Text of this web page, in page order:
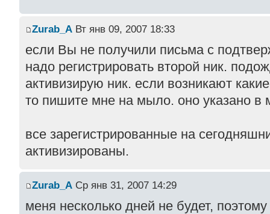
Zurab_A Вт янв 09, 2007 18:33
если Вы не получили письма с
надо регистрировать второй ник.
активизирую ник. если возникают
то пишите мне на мыло. оно указано
все зарегистрированные на
активизированы.
Zurab_A Ср янв 31, 2007 14:29
меня несколько дней не будет,